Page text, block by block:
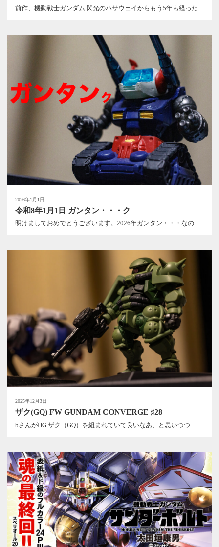
前作、機動戦士ガンダム 閃光のハサウェイからもう5年も経った...
2026年1月1日
令和8年1月1日 ガンタン・・・ク
明けましておめでとうございます。2026年ガンタン・・・なの...
2025年12月3日
ザク(GQ) FW GUNDAM CONVERGE ♯28
bさんがHG ザク（GQ）を組まれていて良いなあ、と思いつつ...